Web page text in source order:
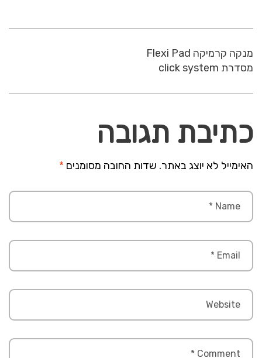
מנקה קרמיקה Flexi Pad
מסדרת click system
כתיבת תגובה
האימייל לא יוצג באתר. שדות החובה מסומנים *